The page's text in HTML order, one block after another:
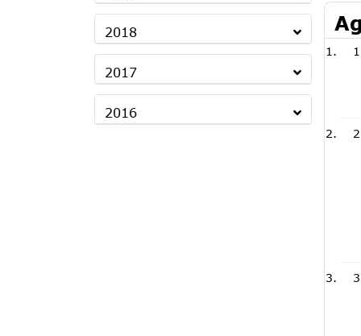
2018
2017
2016
1
2
3